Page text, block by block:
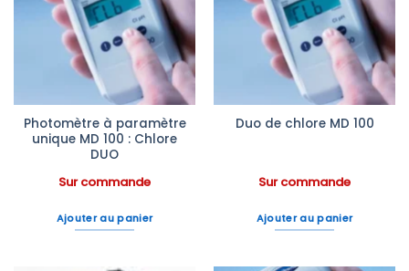
Ajouter
à la liste
d’envies
Photomètre à paramètre
unique MD 100 : Chlore
DUO
Sur commande
Ajouter au panier
Ajouter
à la liste
d’envies
Duo de chlore MD 100
Sur commande
Ajouter au panier